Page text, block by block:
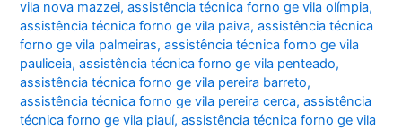
vila nova mazzei,assistência técnica forno ge vila olímpia,
assistência técnica forno ge vila paiva,assistência técnica
forno ge vila palmeiras,assistência técnica forno ge vila
pauliceia,assistência técnica forno ge vila penteado,
assistência técnica forno ge vila pereira barreto,
assistência técnica forno ge vila pereira cerca,assistência
técnica forno ge vila piauí,assistência técnica forno ge vila